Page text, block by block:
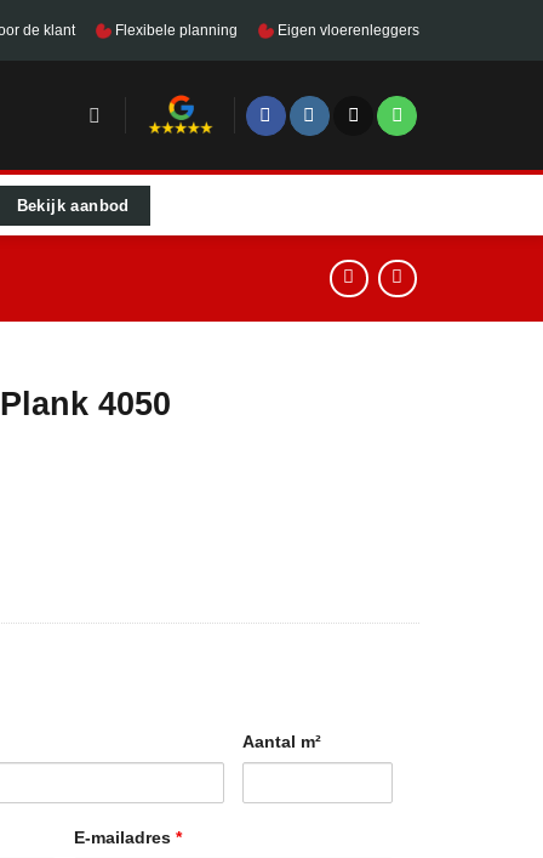
de klant Flexibele planning Eigen vloerenleggers
Bekijk aanbod
4050
Aantal m²
E-mailadres *